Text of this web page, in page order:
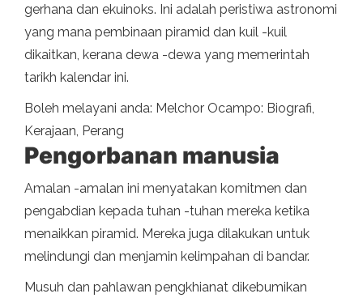
gerhana dan ekuinoks. Ini adalah peristiwa astronomi
yang mana pembinaan piramid dan kuil -kuil
dikaitkan, kerana dewa -dewa yang memerintah
tarikh kalendar ini.
Boleh melayani anda: Melchor Ocampo: Biografi,
Kerajaan, Perang
Pengorbanan manusia
Amalan -amalan ini menyatakan komitmen dan
pengabdian kepada tuhan -tuhan mereka ketika
menaikkan piramid. Mereka juga dilakukan untuk
melindungi dan menjamin kelimpahan di bandar.
Musuh dan pahlawan pengkhianat dikebumikan